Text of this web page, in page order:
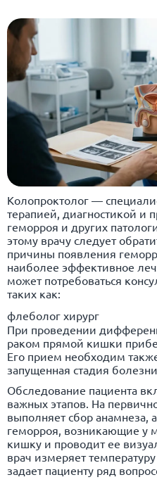
Колопроктолог —
терапией, диагностикой и
геморроя и других
этому врачу следует
причины появления
наиболее эффективное
может потребоваться
таких как:
флеболог хирург
При проведении
раком прямой кишки
Его прием необходим
запущенная стадия болезни.
Обследование пациента
важных этапов. На
выполняет сбор анамнеза,
геморроя, возникающие у
кишку и проводит ее
врач измеряет температуру
задает пациенту ряд